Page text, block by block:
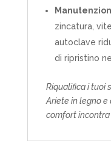
zincatura,
autoclave
di ripristino
Riqualifica i tuoi
Ariete in legno e
comfort incontra